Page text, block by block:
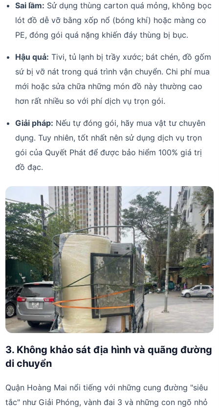
Sai lầm: Sử dụng thùng carton quá mỏng, không bọc
lót đồ dễ vỡ bằng xốp nổ (bóng khí) hoặc màng co
PE, đóng gói quá nặng khiến đáy thùng bị bục.
Hậu quả: Tivi, tủ lạnh bị trầy xước; bát chén, đồ gốm
sứ bị vỡ nát trong quá trình vận chuyển. Chi phí mua
mới hoặc sửa chữa những món đồ này thường cao
hơn rất nhiều so với phí dịch vụ trọn gói.
Giải pháp: Nếu tự đóng gói, hãy mua vật tư chuyên
dụng. Tuy nhiên, tốt nhất nên sử dụng dịch vụ trọn
gói của Quyết Phát để được bảo hiểm 100% giá trị
đồ đạc.
3. Không khảo sát địa hình và quãng đường
di chuyển
Quận Hoàng Mai nổi tiếng với những cung đường "siêu
tắc" như Giải Phóng, vành đai 3 và những con ngõ nhỏ